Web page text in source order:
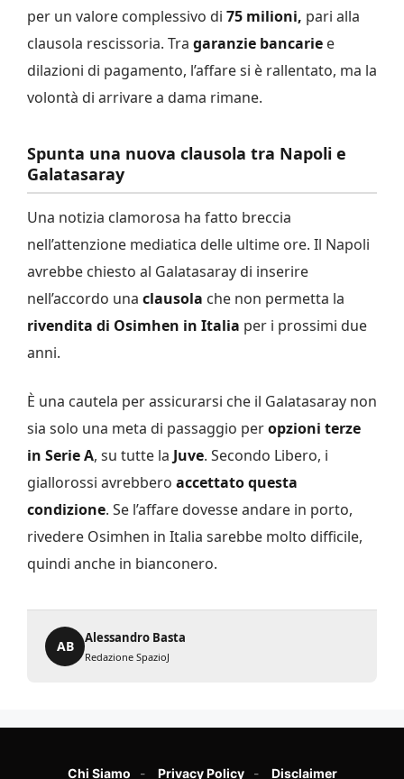
per un valore complessivo di 75 milioni, pari alla
clausola rescissoria. Tra garanzie bancarie e
dilazioni di pagamento, l’affare si è rallentato, ma la
volontà di arrivare a dama rimane.
Spunta una nuova clausola tra Napoli e
Galatasaray
Una notizia clamorosa ha fatto breccia
nell’attenzione mediatica delle ultime ore. Il Napoli
avrebbe chiesto al Galatasaray di inserire
nell’accordo una clausola che non permetta la
rivendita di Osimhen in Italia per i prossimi due
anni.
È una cautela per assicurarsi che il Galatasaray non
sia solo una meta di passaggio peropzioni terze
in Serie A, su tutte la Juve. Secondo Libero, i
giallorossi avrebbero accettato questa
condizione. Se l’affare dovesse andare in porto,
rivedere Osimhen in Italia sarebbe molto difficile,
quindi anche in bianconero.
AB
Alessandro Basta
Redazione SpazioJ
Chi Siamo Privacy Policy Disclaimer